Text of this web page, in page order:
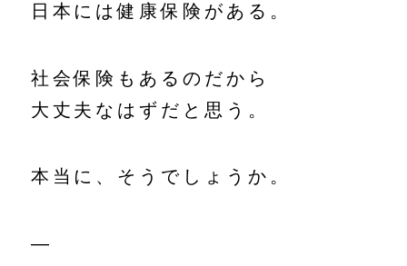
日本には健康保険がある。
社会保険もあるのだから
大丈夫なはずだと思う。
本当に、そうでしょうか。
—